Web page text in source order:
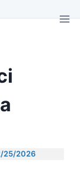
25/2026